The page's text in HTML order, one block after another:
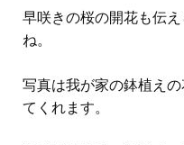
早咲きの桜の開花も伝
ね。
写真は我が家の鉢植え
てくれます。